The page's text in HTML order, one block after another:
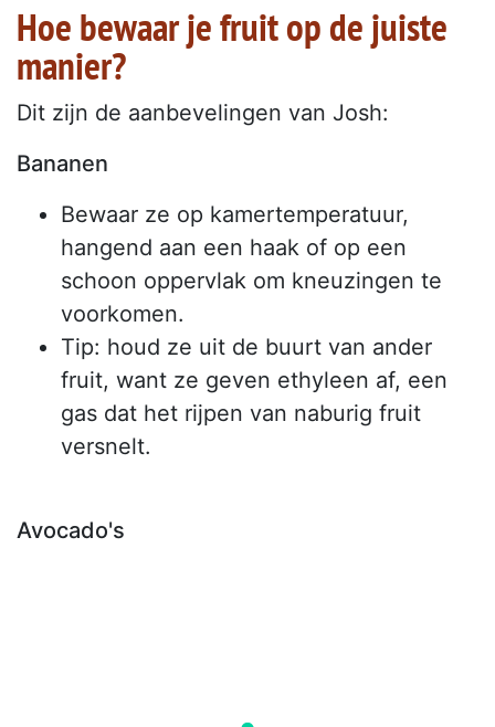
Hoe bewaar je fruit op de juiste
manier?
Dit zijn de aanbevelingen van Josh:
Bananen
Bewaar ze op kamertemperatuur,
hangend aan een haak of op een
schoon oppervlak om kneuzingen te
voorkomen.
Tip: houd ze uit de buurt van ander
fruit, want ze geven ethyleen af, een
gas dat het rijpen van naburig fruit
versnelt.
Avocado's